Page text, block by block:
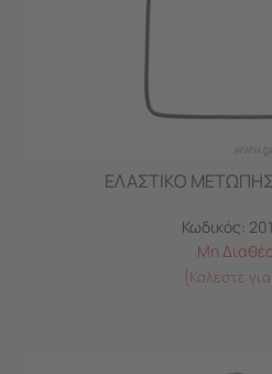
ΕΛΑΣΤΙΚΟ ΜΕΤΩΠΗΣ
Κωδικός:
Μη
[Καλέστε